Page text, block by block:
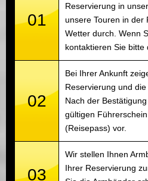
01
Reservierung in
unsere Touren in der
Wetter durch. Wenn
kontaktieren Sie bitte
02
Bei Ihrer Ankunft
Reservierung und
Nach der
gültigen
(Reisepass) vor.
03
Wir stellen Ihnen
Ihrer Reservierung